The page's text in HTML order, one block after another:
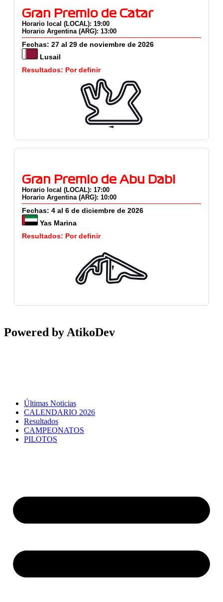
Gran Premio de Catar
Horario local (LOCAL): 19:00
Horario Argentina (ARG): 13:00
Fechas: 27 al 29 de noviembre de 2026
Lusail
Resultados: Por definir
Gran Premio de Abu Dabi
Horario local (LOCAL): 17:00
Horario Argentina (ARG): 10:00
Fechas: 4 al 6 de diciembre de 2026
Yas Marina
Resultados: Por definir
Powered by AtikoDev
Últimas Noticias
CALENDARIO 2026
Resultados
CAMPEONATOS
PILOTOS